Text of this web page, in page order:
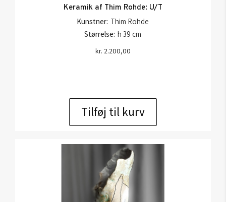
Keramik af Thim Rohde: U/T
Kunstner: Thim Rohde
Størrelse: h 39 cm
kr. 2.200,00
Tilføj til kurv